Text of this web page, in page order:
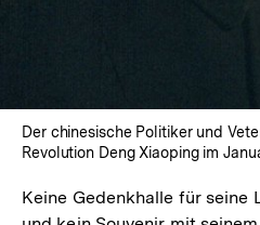
Der chinesische Politiker und
Revolution Deng Xiaoping im
Keine Gedenkhalle für seine